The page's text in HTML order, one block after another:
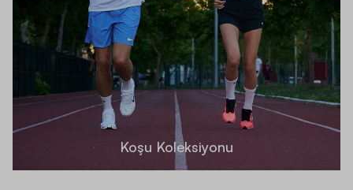
Koşu Koleksiyonu